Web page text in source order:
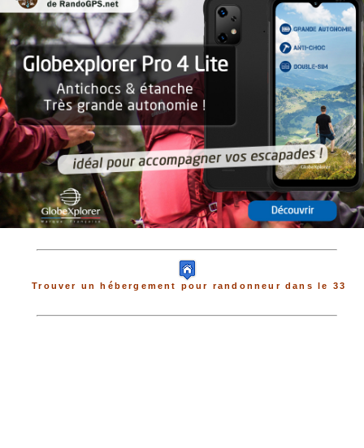
Trouver un hébergement pour randonneur dans le 33